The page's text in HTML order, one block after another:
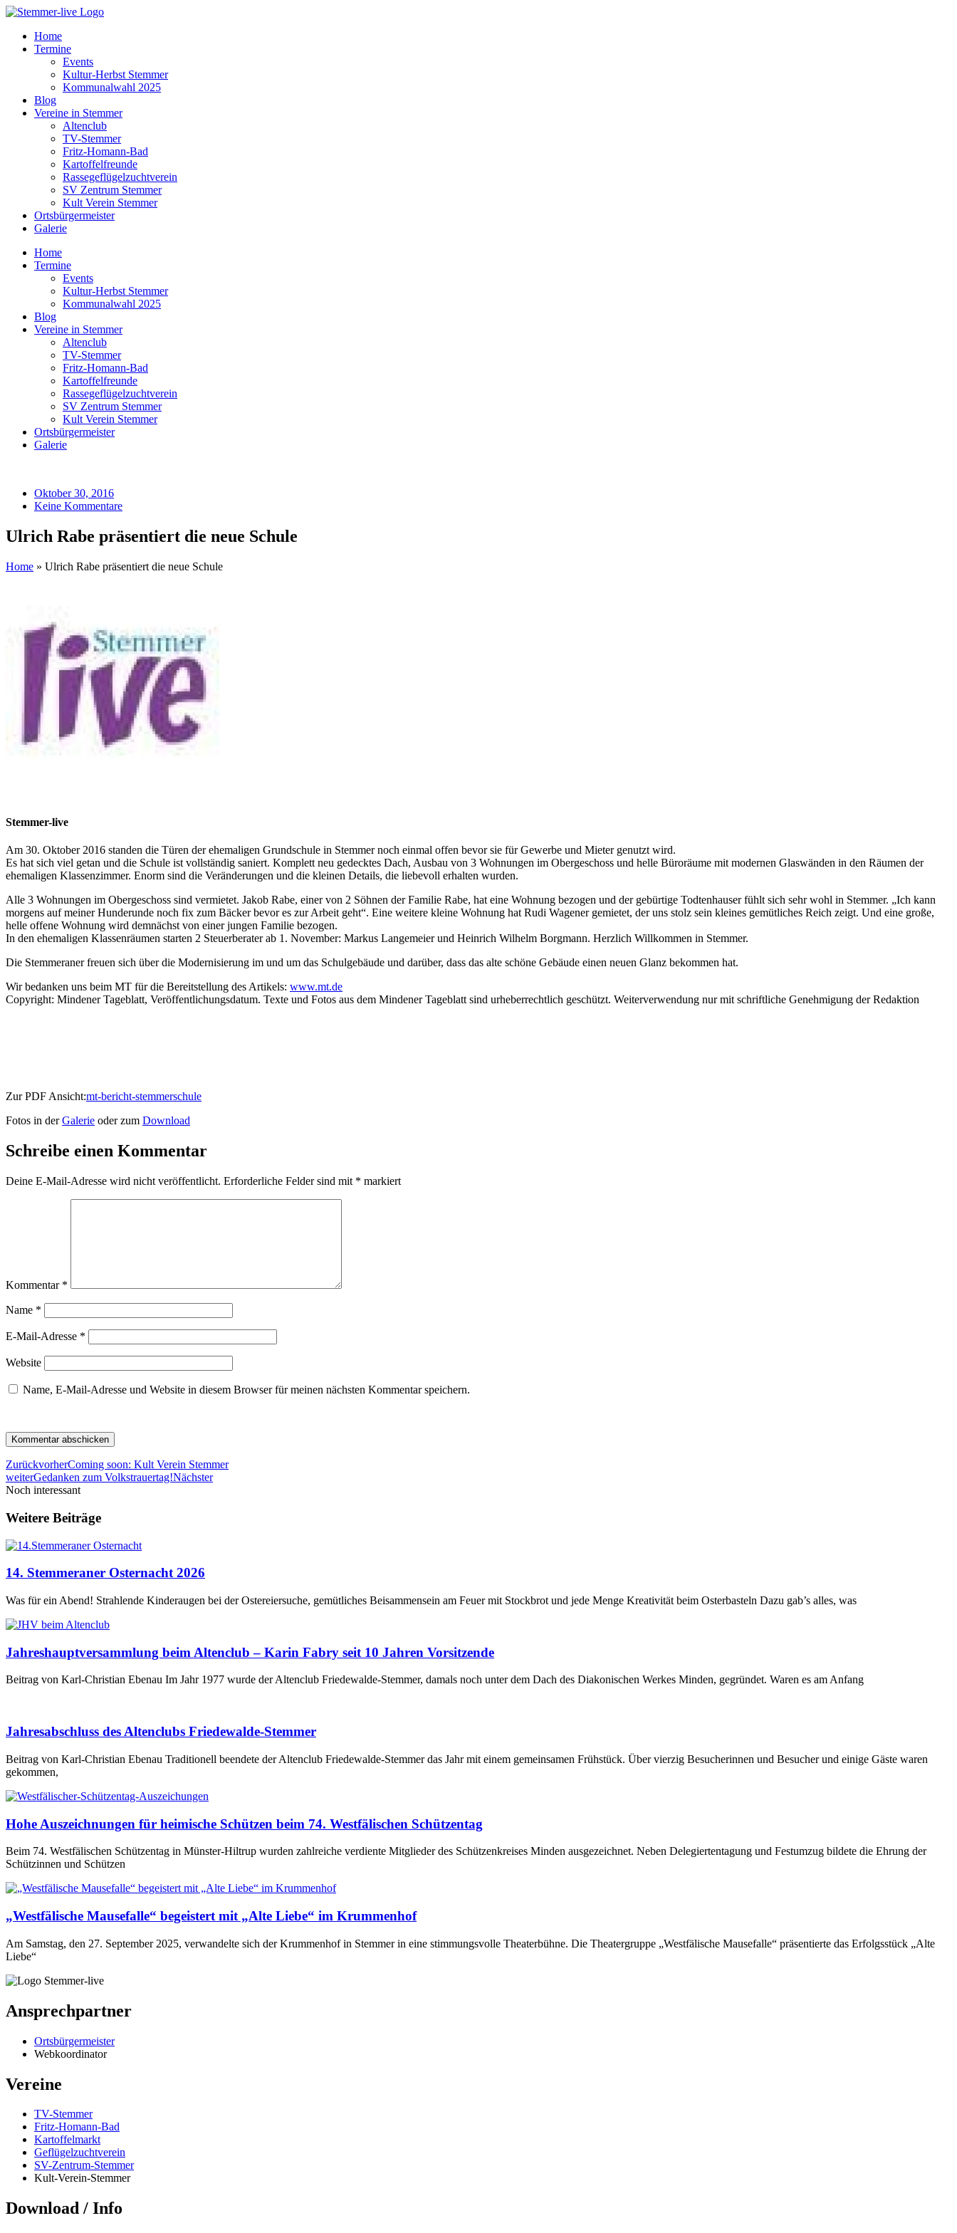
Home
Termine
Events
Kultur-Herbst Stemmer
Kommunalwahl 2025
Blog
Vereine in Stemmer
Altenclub
TV-Stemmer
Fritz-Homann-Bad
Kartoffelfreunde
Rassegeflügelzuchtverein
SV Zentrum Stemmer
Kult Verein Stemmer
Ortsbürgermeister
Galerie
Home
Termine
Events
Kultur-Herbst Stemmer
Kommunalwahl 2025
Blog
Vereine in Stemmer
Altenclub
TV-Stemmer
Fritz-Homann-Bad
Kartoffelfreunde
Rassegeflügelzuchtverein
SV Zentrum Stemmer
Kult Verein Stemmer
Ortsbürgermeister
Galerie
Oktober 30, 2016
Keine Kommentare
Ulrich Rabe präsentiert die neue Schule
Home » Ulrich Rabe präsentiert die neue Schule
Stemmer-live
Am 30. Oktober 2016 standen die Türen der ehemaligen Grundschule in Stemmer noch einmal offen bevor sie für Gewerbe und Mieter genutzt wird.
Es hat sich viel getan und die Schule ist vollständig saniert. Komplett neu gedecktes Dach, Ausbau von 3 Wohnungen im Obergeschoss und helle Büroräume mit modernen Glaswänden in den Räumen der
ehemaligen Klassenzimmer. Enorm sind die Veränderungen und die kleinen Details, die liebevoll erhalten wurden.
Alle 3 Wohnungen im Obergeschoss sind vermietet. Jakob Rabe, einer von 2 Söhnen der Familie Rabe, hat eine Wohnung bezogen und der gebürtige Todtenhauser fühlt sich sehr wohl in Stemmer. „Ich kann
morgens auf meiner Hunderunde noch fix zum Bäcker bevor es zur Arbeit geht“. Eine weitere kleine Wohnung hat Rudi Wagener gemietet, der uns stolz sein kleines gemütliches Reich zeigt. Und eine große,
helle offene Wohnung wird demnächst von einer jungen Familie bezogen.
In den ehemaligen Klassenräumen starten 2 Steuerberater ab 1. November: Markus Langemeier und Heinrich Wilhelm Borgmann. Herzlich Willkommen in Stemmer.
Die Stemmeraner freuen sich über die Modernisierung im und um das Schulgebäude und darüber, dass das alte schöne Gebäude einen neuen Glanz bekommen hat.
Wir bedanken uns beim MT für die Bereitstellung des Artikels: www.mt.de
Copyright: Mindener Tageblatt, Veröffentlichungsdatum. Texte und Fotos aus dem Mindener Tageblatt sind urheberrechtlich geschützt. Weiterverwendung nur mit schriftliche Genehmigung der Redaktion
Zur PDF Ansicht:mt-bericht-stemmerschule
Fotos in derGalerie oder zum Download
Schreibe einen Kommentar
Deine E-Mail-Adresse wird nicht veröffentlicht. Erforderliche Felder sind mit * markiert
Kommentar *
Name *
E-Mail-Adresse *
Website
Name, E-Mail-Adresse und Website in diesem Browser für meinen nächsten Kommentar speichern.
ZurückvorherComing soon: Kult Verein Stemmer
weiterGedanken zum Volkstrauertag!Nächster
Noch interessant
Weitere Beiträge
14. Stemmeraner Osternacht 2026
Was für ein Abend! Strahlende Kinderaugen bei der Ostereiersuche, gemütliches Beisammensein am Feuer mit Stockbrot und jede Menge Kreativität beim Osterbasteln Dazu gab’s alles, was
Jahreshauptversammlung beim Altenclub – Karin Fabry seit 10 Jahren Vorsitzende
Beitrag von Karl-Christian Ebenau Im Jahr 1977 wurde der Altenclub Friedewalde-Stemmer, damals noch unter dem Dach des Diakonischen Werkes Minden, gegründet. Waren es am Anfang
Jahresabschluss des Altenclubs Friedewalde-Stemmer
Beitrag von Karl-Christian Ebenau Traditionell beendete der Altenclub Friedewalde-Stemmer das Jahr mit einem gemeinsamen Frühstück. Über vierzig Besucherinnen und Besucher und einige Gäste waren
gekommen,
Hohe Auszeichnungen für heimische Schützen beim 74. Westfälischen Schützentag
Beim 74. Westfälischen Schützentag in Münster-Hiltrup wurden zahlreiche verdiente Mitglieder des Schützenkreises Minden ausgezeichnet. Neben Delegiertentagung und Festumzug bildete die Ehrung der
Schützinnen und Schützen
„Westfälische Mausefalle“ begeistert mit „Alte Liebe“ im Krummenhof
Am Samstag, den 27. September 2025, verwandelte sich der Krummenhof in Stemmer in eine stimmungsvolle Theaterbühne. Die Theatergruppe „Westfälische Mausefalle“ präsentierte das Erfolgsstück „Alte
Liebe“
Ansprechpartner
Ortsbürgermeister
Webkoordinator
Vereine
TV-Stemmer
Fritz-Homann-Bad
Kartoffelmarkt
Geflügelzuchtverein
SV-Zentrum-Stemmer
Kult-Verein-Stemmer
Download / Info